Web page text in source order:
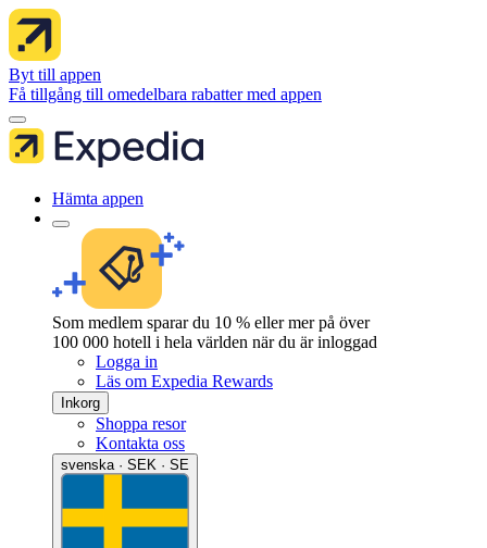
Byt till appen
Få tillgång till omedelbara rabatter med appen
Hämta appen
Som medlem sparar du 10 % eller mer på över
100 000 hotell i hela världen när du är inloggad
Logga in
Läs om Expedia Rewards
Inkorg
Shoppa resor
Kontakta oss
svenska · SEK · SE